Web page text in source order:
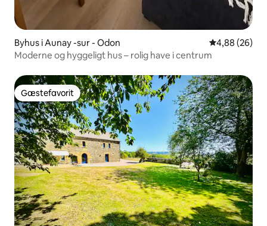
Byhus i Aunay -sur - Odon 4,88 ud af 5 i
4,88 (26)
Moderne og hyggeligt hus – rolig have i centrum
Gæstefavorit
Gæstefavorit